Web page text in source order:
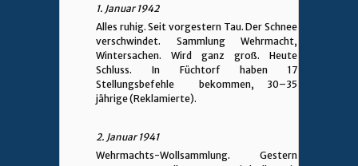
1. Januar 1942
Alles ruhig. Seit vorgestern Tau. Der Schnee
verschwindet. Sammlung Wehrmacht,
Wintersachen. Wird ganz groß. Heute
Schluss. In Füchtorf haben 17
Stellungsbefehle bekommen, 30–35
jährige (Reklamierte).
2. Januar 1941
Wehrmachts-Wollsammlung. Gestern